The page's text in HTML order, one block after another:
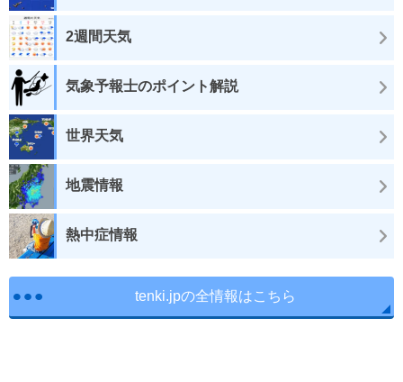
2週間天気
気象予報士のポイント解説
世界天気
地震情報
熱中症情報
tenki.jpの全情報はこちら